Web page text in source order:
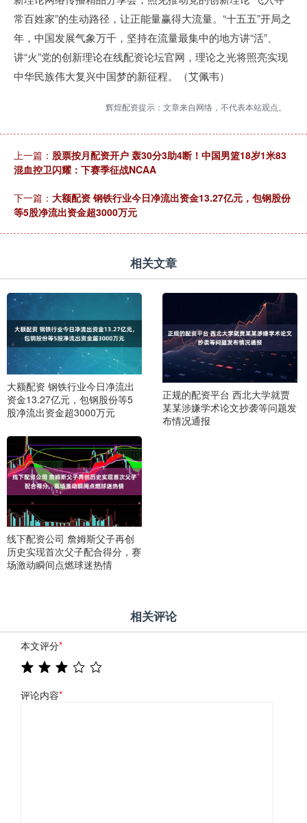
常百姓家”的生动路径，让正能量赢得大流量。“十五五”开局之
年，中国发展气象万千，坚持在流量最集中的地方讲“活”、
讲“火”党的创新理论在线配资论坛官网，理论之光将照亮实现
中华民族伟大复兴中国梦的新征程。（艾佩韦）
辉煌配资提示：文章来自网络，不代表本站观点。
上一篇： 股票按月配资开户 轰30分3助4断！中国男篮18岁1米83
混血控卫闪耀：下赛季征战NCAA
下一篇： 大额配资 钢铁行业今日净流出资金13.27亿元，包钢股份
等5股净流出资金超3000万元
相关文章
大额配资 钢铁行业今日净流出
资金13.27亿元，包钢股份等5
股净流出资金超3000万元
正规的配资平台 西北大学就贾
某某涉嫌学术论文抄袭等问题发
布情况通报
线下配资公司 詹姆斯父子再创
历史实现首次父子配合得分，赛
场激动瞬间点燃球迷热情
相关评论
本文评分*
评论内容*